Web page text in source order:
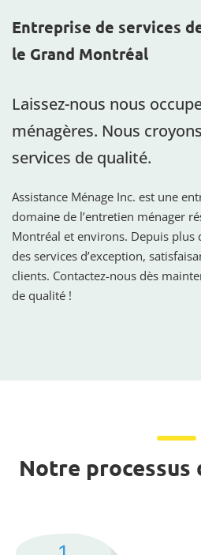
Entreprise de services
le Grand Montréal
Laissez-nous nous
ménagères. Nous
services de qualité.
Assistance Ménage Inc. est une
domaine de l’entretien ménager
Montréal et environs. Depuis plus
des services d’exception,
clients. Contactez-nous dès
de qualité !
Notre processus